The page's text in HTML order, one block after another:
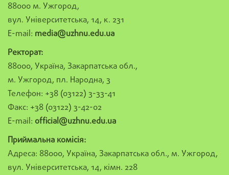
88000 м. Ужгород,
вул. Університетська, 14, к. 231
E-mail: media@uzhnu.edu.ua
Ректорат:
88000, Україна, Закарпатська обл.,
м. Ужгород, пл. Народна, 3
Телефон: +38 (03122) 3-33-41
Факс: +38 (03122) 3-42-02
E-mail: official@uzhnu.edu.ua
Приймальна комісія:
Адреса: 88000, Україна, Закарпатська обл., м. Ужгород,
вул. Університетська, 14, кімн. 228